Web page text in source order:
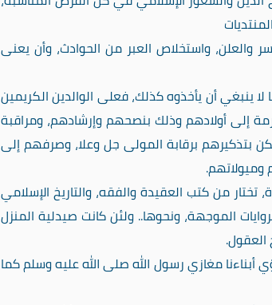
والعلن، واستخلاص العبر من الحوادث، وأن يعنى
ينبغي أن يأخذوه كذلك، فعلى الوالدين الكريمين
إلى أولادهم وذلك بنصحهم وإرشادهم، ومراقبة
بتذكيرهم برقابة المولى جل وعلا، وصرفهم إلى
من كتب العقيدة والفقه، والتاريخ الإسلامي
الموجهة، ونحوها.. ولئن كانت صيدلية المنزل
العقول.
مغازي رسول الله صلى الله عليه وسلم كما